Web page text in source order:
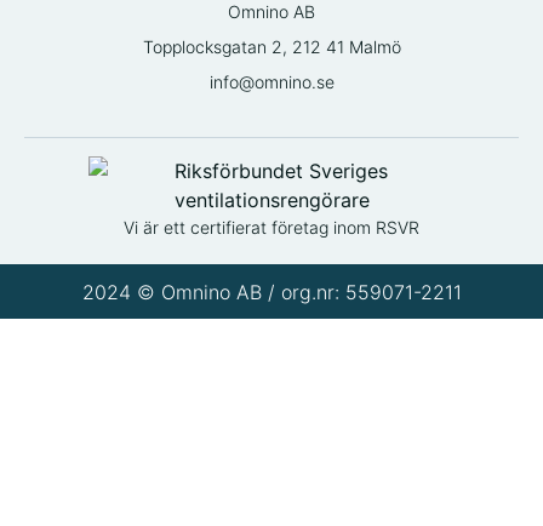
Omnino AB
Topplocksgatan 2, 212 41 Malmö
info@omnino.se
Vi är ett certifierat företag inom RSVR
2024 © Omnino AB / org.nr: 559071-2211